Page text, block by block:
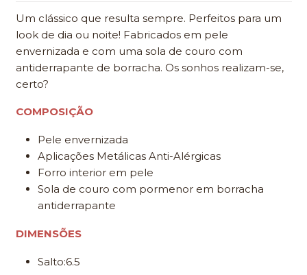
Um clássico que resulta sempre. Perfeitos para um
look de dia ou noite! Fabricados em pele
envernizada e com uma sola de couro com
antiderrapante de borracha. Os sonhos realizam-se,
certo?
COMPOSIÇÃO
Pele envernizada
Aplicações Metálicas Anti-Alérgicas
Forro interior em pele
Sola de couro com pormenor em borracha
antiderrapante
DIMENSÕES
Salto:6.5